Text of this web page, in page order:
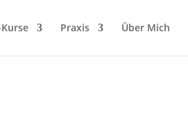
Praxis Über Mich